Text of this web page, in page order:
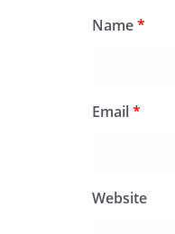
Name*
Email*
Website